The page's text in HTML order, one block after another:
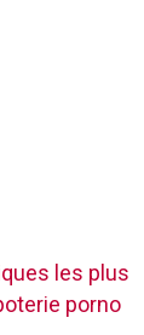
les plus
porno